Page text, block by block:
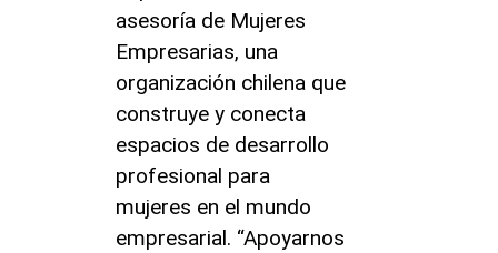
asesoría de Mujeres
Empresarias, una
organización chilena que
construye y conecta
espacios de desarrollo
profesional para
mujeres en el mundo
empresarial. “Apoyarnos